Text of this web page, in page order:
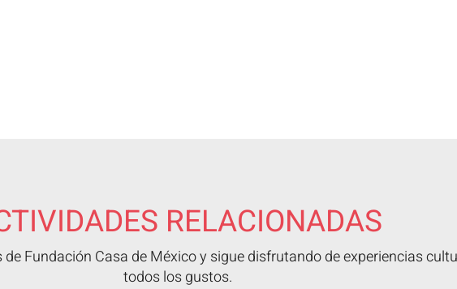
RELACIONADAS
Fundación Casa de México y sigue disfrutando de experiencias
todos los gustos.